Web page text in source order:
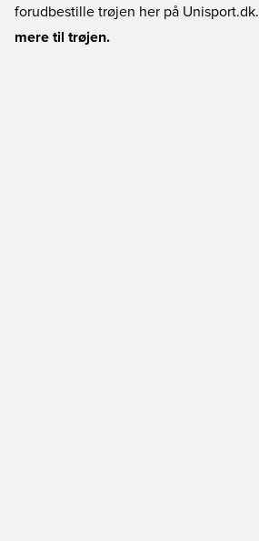
forudbestille trøjen her på Unisport.dk.
mere til trøjen.